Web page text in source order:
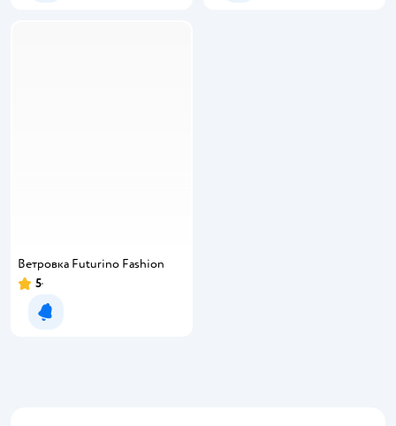
Ветровка Futurino Fashion
5
Уведомить о появлении